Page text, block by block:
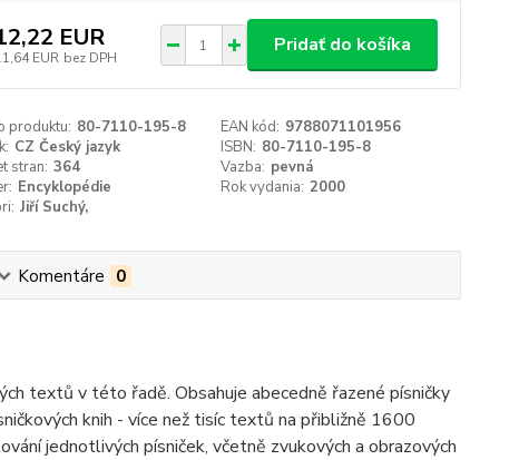
EUR
EUR bez DPH
Pridať do košíka
produktu: 80-7110-195-8 EAN kód: 9788071101956
CZ Český jazyk ISBN: 80-7110-195-8
stran: 364 Vazba: pevná
Encyklopédie Rok vydania: 2000
Jiří Suchý,
Komentáre 0
textů v této řadě. Obsahuje abecedně řazené písničky
knih - více než tisíc textů na přibližně 1600
jednotlivých písniček, včetně zvukových a obrazových